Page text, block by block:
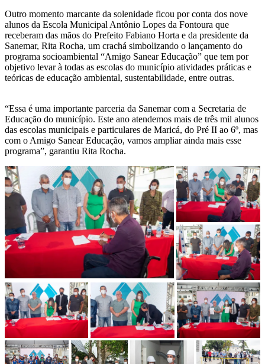
Outro momento marcante da solenidade ficou por conta dos nove
alunos da Escola Municipal Antônio Lopes da Fontoura que
receberam das mãos do Prefeito Fabiano Horta e da presidente da
Sanemar, Rita Rocha, um crachá simbolizando o lançamento do
programa socioambiental “Amigo Sanear Educação” que tem por
objetivo levar à todas as escolas do município atividades práticas e
teóricas de educação ambiental, sustentabilidade, entre outras.
“Essa é uma importante parceria da Sanemar com a Secretaria de
Educação do município. Este ano atendemos mais de três mil alunos
das escolas municipais e particulares de Maricá, do Pré II ao 6º, mas
com o Amigo Sanear Educação, vamos ampliar ainda mais esse
programa”, garantiu Rita Rocha.